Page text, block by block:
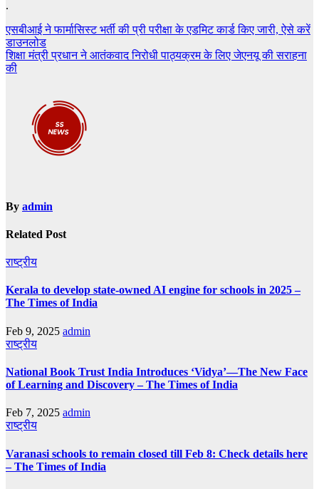
.
Post
navigation
एसबीआई ने फार्मासिस्ट भर्ती की प्री परीक्षा के एडमिट कार्ड किए जारी, ऐसे करें
डाउनलोड
शिक्षा मंत्री प्रधान ने आतंकवाद निरोधी पाठ्यक्रम के लिए जेएनयू की सराहना
की
By admin
Related Post
राष्ट्रीय
Kerala to develop state-owned AI engine for schools in 2025 –
The Times of India
Feb 9, 2025 admin
राष्ट्रीय
National Book Trust India Introduces ‘Vidya’—The New Face
of Learning and Discovery – The Times of India
Feb 7, 2025 admin
राष्ट्रीय
Varanasi schools to remain closed till Feb 8: Check details here
– The Times of India